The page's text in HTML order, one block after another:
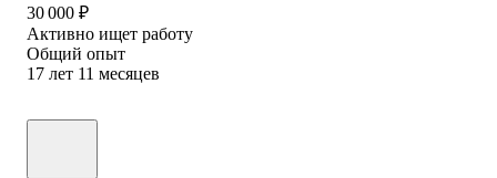
30 000 ₽
Активно ищет работу
Общий опыт
17 лет 11 месяцев